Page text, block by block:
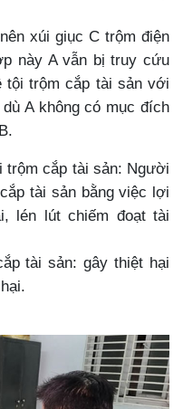
xúi giục C trộm điện
này A vẫn bị truy cứu
tội trộm cắp tài sản với
A không có mục đích
trộm cắp tài sản: Người
tài sản bằng việc lợi
lén lút chiếm đoạt tài
tài sản: gây thiệt hại